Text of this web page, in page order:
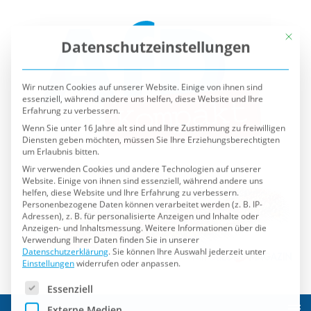
Wir nutzen Cookies auf unserer Website. Einige von ihnen sind
essenziell, während andere uns helfen, diese Website und Ihre
Erfahrung zu verbessern.
Wenn Sie unter 16 Jahre alt sind und Ihre Zustimmung zu freiwilligen
Diensten geben möchten, müssen Sie Ihre Erziehungsberechtigten
um Erlaubnis bitten.
Wir verwenden Cookies und andere Technologien auf unserer
Website. Einige von ihnen sind essenziell, während andere uns
helfen, diese Website und Ihre Erfahrung zu verbessern.
Personenbezogene Daten können verarbeitet werden (z. B. IP-
Adressen), z. B. für personalisierte Anzeigen und Inhalte oder
Anzeigen- und Inhaltsmessung.Weitere Informationen über die
Verwendung Ihrer Daten finden Sie in unserer
Datenschutzerklärung. Sie können Ihre Auswahl jederzeit unter
Einstellungenwiderrufen oder anpassen.
Es folgt eine Liste der Service-Gruppen, für die eine
Externe Medien